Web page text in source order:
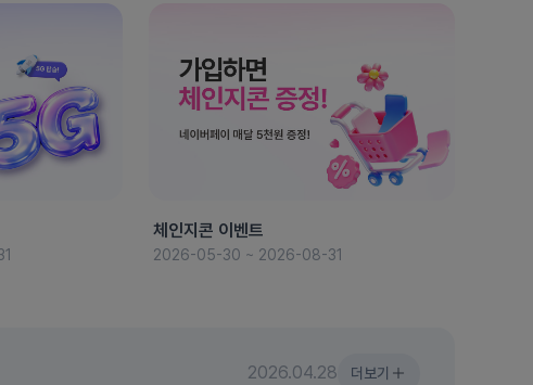
체인지콘 이벤트
2026-05-30 ~ 2026-08-31
2026.04.28 더보기